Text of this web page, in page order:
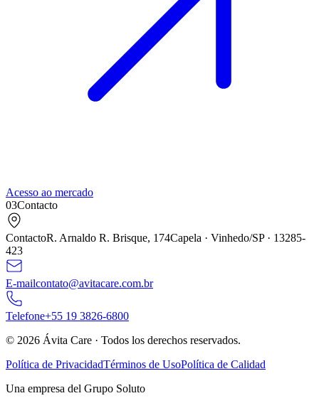
Acesso ao mercado
03Contacto
ContactoR. Arnaldo R. Brisque, 174Capela · Vinhedo/SP · 13285-
423
E-mailcontato@avitacare.com.br
Telefone+55 19 3826-6800
© 2026 Ávita Care · Todos los derechos reservados.
Política de PrivacidadTérminos de UsoPolítica de Calidad
Una empresa del Grupo Soluto